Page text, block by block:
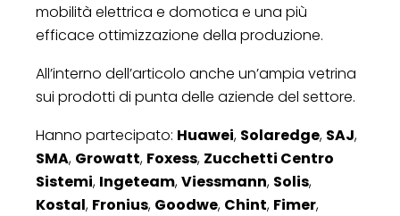
mobilità elettrica e domotica e una più
efficace ottimizzazione della produzione.
All’interno dell’articolo anche un’ampia vetrina
sui prodotti di punta delle aziende del settore.
Hanno partecipato: Huawei, Solaredge, SAJ,
SMA, Growatt, Foxess, Zucchetti Centro
Sistemi, Ingeteam,Viessmann, Solis,
Kostal, Fronius, Goodwe, Chint, Fimer,